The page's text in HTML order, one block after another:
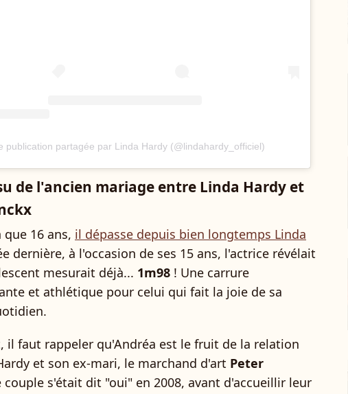
publication partagée par Linda Hardy (@lindahardy_officiel)
de l'ancien mariage entre Linda Hardy et
que 16 ans, il dépasse depuis bien longtemps Linda
dernière, à l'occasion de ses 15 ans, l'actrice révélait
mesurait déjà... 1m98 ! Une carrure
et athlétique pour celui qui fait la joie de sa
il faut rappeler qu'Andréa est le fruit de la relation
et son ex-mari, le marchand d'art Peter
couple s'était dit "oui" en 2008, avant d'accueillir leur